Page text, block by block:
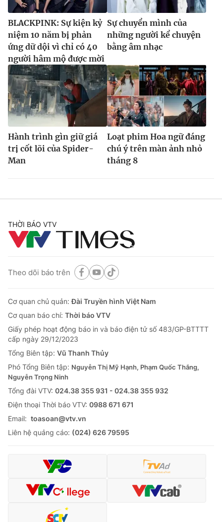
BLACKPINK: Sự kiện kỷ
niệm 10 năm bị phản
ứng dữ dội vì chỉ có 40
người hâm mộ được mời
Sự chuyển mình của
những người kể chuyện
bằng âm nhạc
Hành trình gìn giữ giá
trị cốt lõi của Spider-
Man
Loạt phim Hoa ngữ đáng
chú ý trên màn ảnh nhỏ
tháng 8
THỜI BÁO VTV
Theo dõi báo trên
Cơ quan chủ quản:Đài Truyền hình Việt Nam
Cơ quan báo chí: Thời báo VTV
Giấy phép hoạt động báo in và báo điện tử số 483/GP-BTTTT
cấp ngày 29/12/2023
Tổng Biên tập: Vũ Thanh Thủy
Phó Tổng Biên tập: Nguyễn Thị Mỹ Hạnh, Phạm Quốc Thắng,
Nguyễn Trọng Ninh
Tổng đài VTV: 024.38 355 931 - 024.38 355 932
Ðiện thoại Thời báo VTV: 0988 671 671
Email: toasoan@vtv.vn
Liên hệ quảng cáo: (024) 626 79595